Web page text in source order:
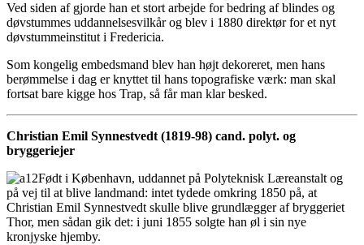
Ved siden af gjorde han et stort arbejde for bedring af blindes og
døvstummes uddannelsesvilkår og blev i 1880 direktør for et nyt
døvstummeinstitut i Fredericia.
Som kongelig embedsmand blev han højt dekoreret, men hans
berømmelse i dag er knyttet til hans topografiske værk: man skal
fortsat bare kigge hos Trap, så får man klar besked.
Christian Emil Synnestvedt (1819-98) cand. polyt. og
bryggeriejer
Født i København, uddannet på Polyteknisk Læreanstalt og
på vej til at blive landmand: intet tydede omkring 1850 på, at
Christian Emil Synnestvedt skulle blive grundlægger af bryggeriet
Thor, men sådan gik det: i juni 1855 solgte han øl i sin nye
kronjyske hjemby.